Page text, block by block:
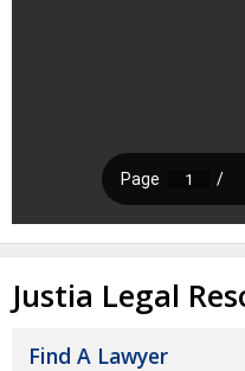
Justia Legal
Find A Lawyer